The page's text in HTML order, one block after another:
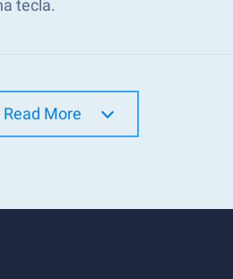
tecla.
Read More